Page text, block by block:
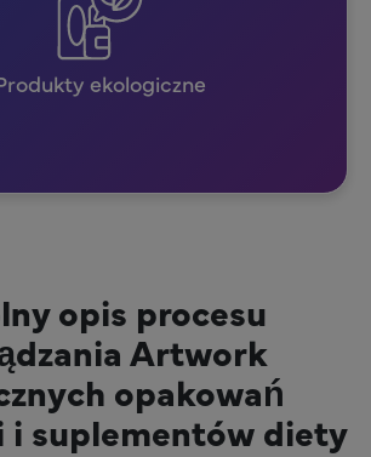
ekologiczne
opis procesu
Artwork
opakowań
i suplementów diety